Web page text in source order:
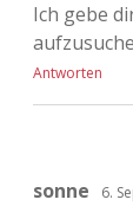
Ich gebe
Antworten
sonne 6.